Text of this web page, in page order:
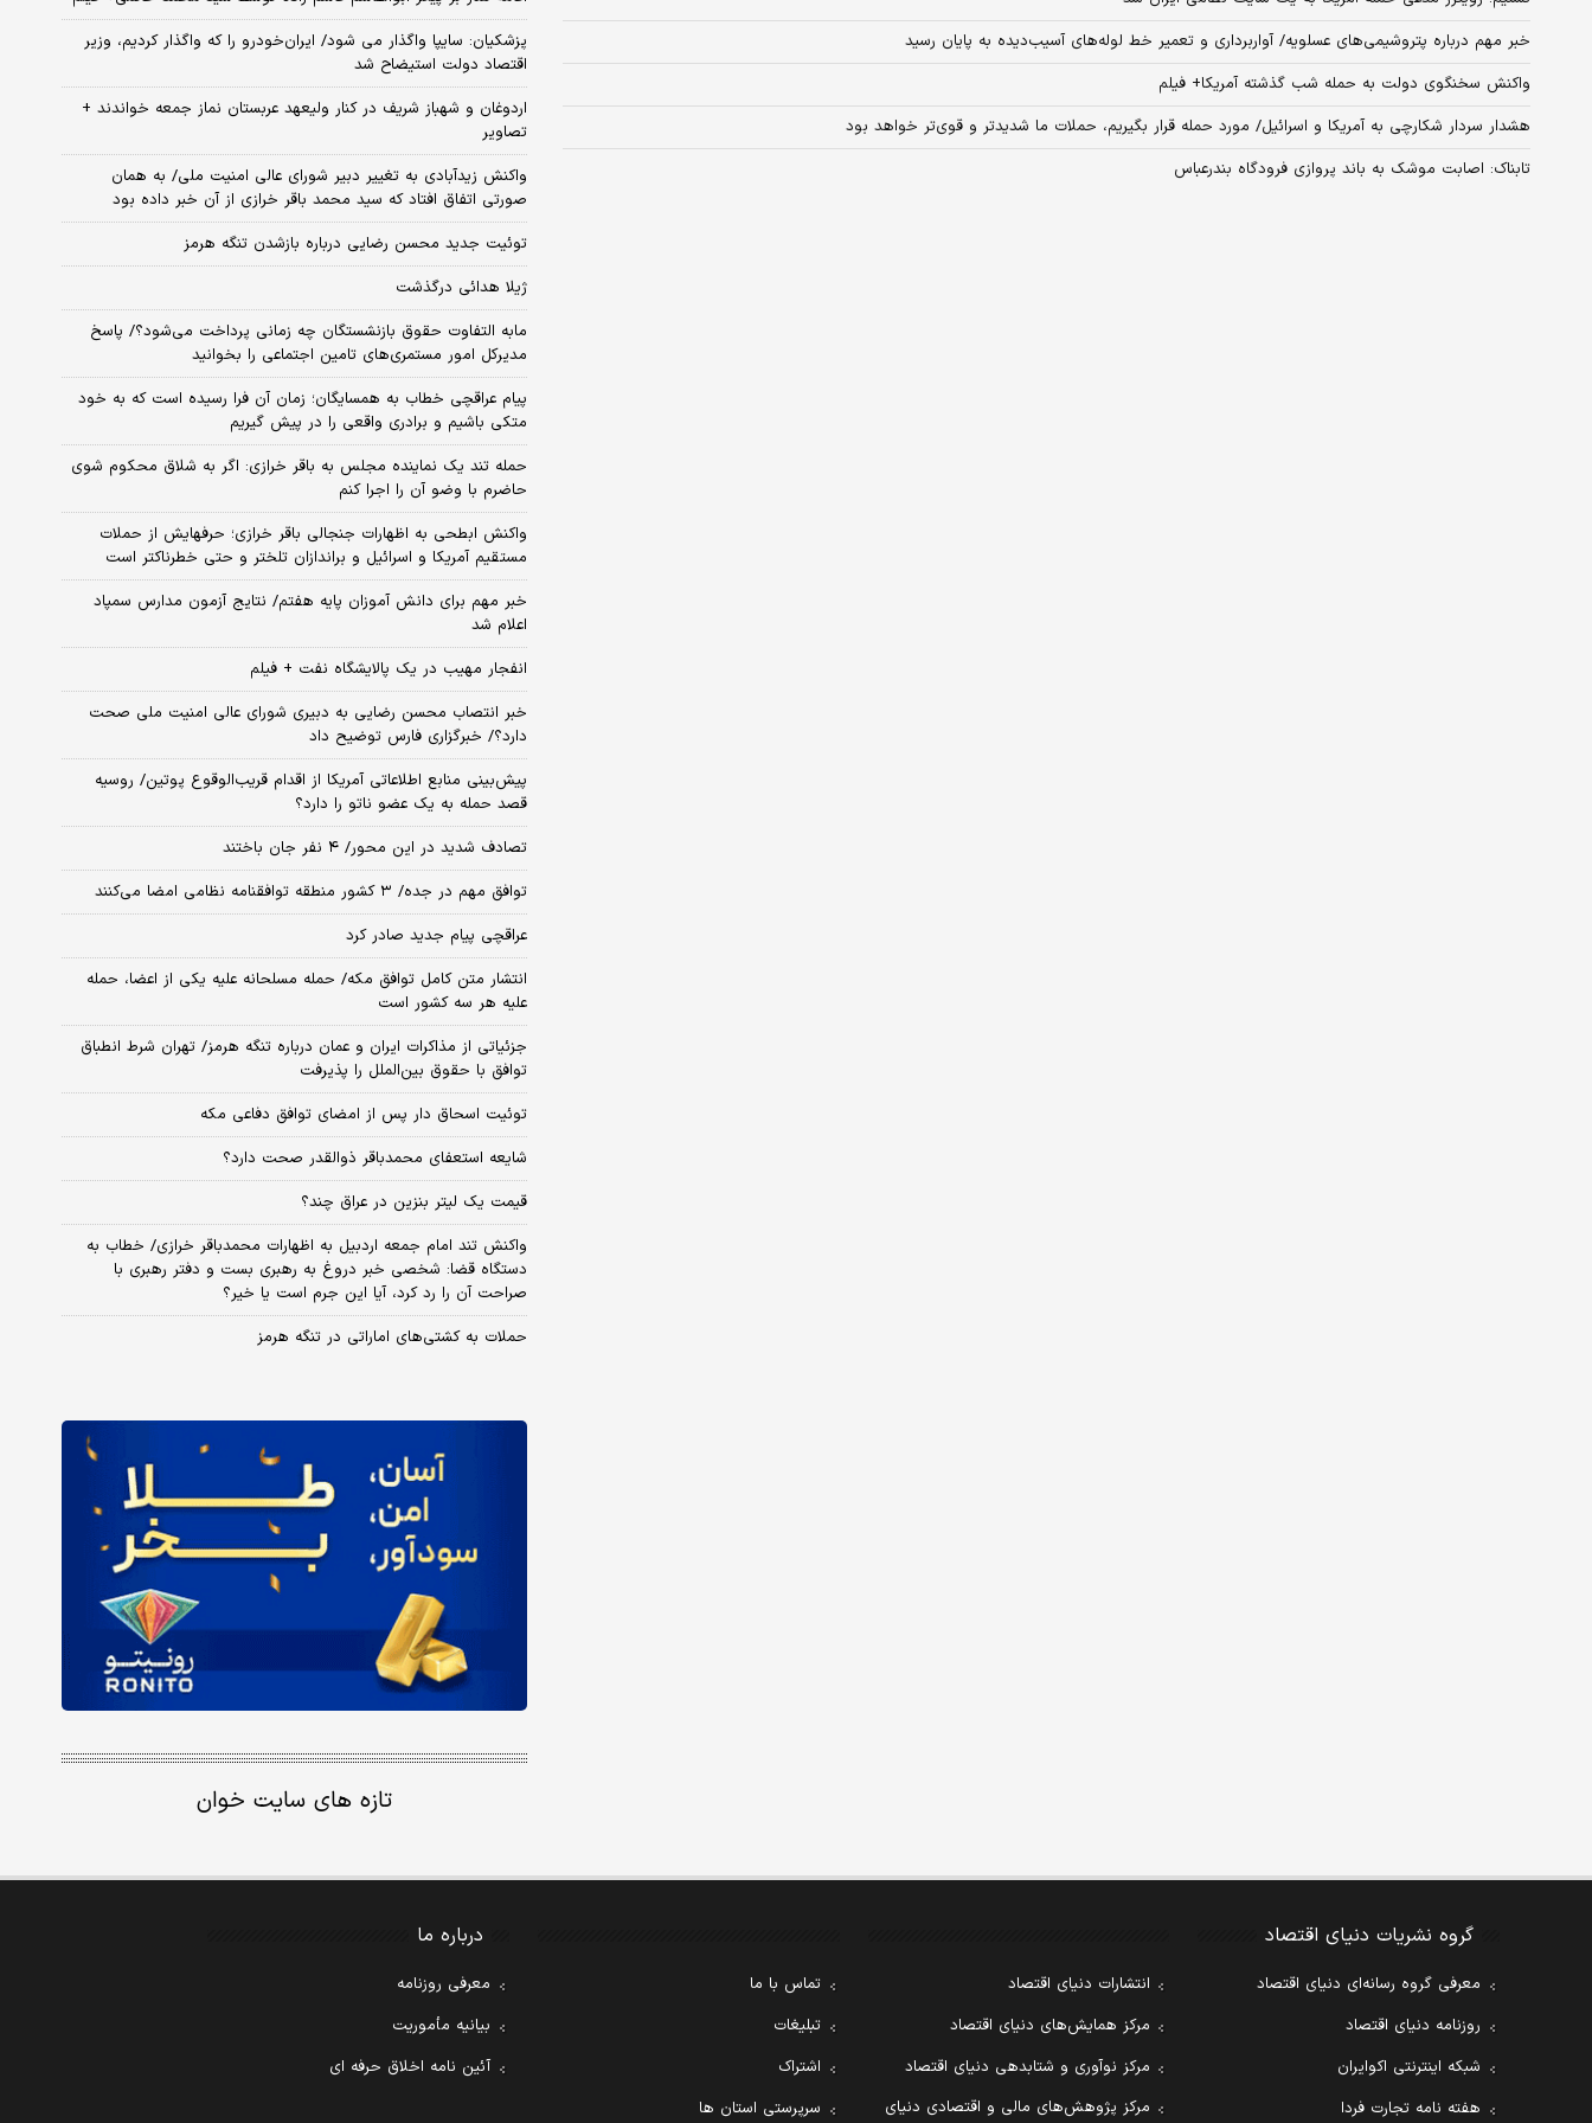
خبر مهم درباره پتروشیمی‌های عسلویه/ آواربرداری و تعمیر خط لوله‌های آسیب‌دیده به پایان رسید
واکنش سخنگوی دولت به حمله شب گذشته آمریکا+ فیلم
هشدار سردار شکارچی به آمریکا و اسرائیل/ مورد حمله قرار بگیریم، حملات ما شدیدتر و قوی‌تر خواهد بود
تابناک: اصابت موشک به باند پروازی فرودگاه بندرعباس
پزشکیان: سایپا واگذار می شود/ ایران‌خودرو را که واگذار کردیم، وزیر
اقتصاد دولت استیضاح شد
اردوغان و شهباز شریف در کنار ولیعهد عربستان نماز جمعه خواندند +
تصاویر
واکنش زیدآبادی به تغییر دبیر شورای عالی امنیت ملی/ به همان
صورتی اتفاق افتاد که سید محمد باقر خرازی از آن خبر داده بود
توئیت جدید محسن رضایی درباره بازشدن تنگه هرمز
ژیلا هدائی درگذشت
مابه التفاوت حقوق بازنشستگان چه زمانی پرداخت می‌شود؟/ پاسخ
مدیرکل امور مستمری‌های تامین اجتماعی را بخوانید
پیام عراقچی خطاب به همسایگان؛ زمان آن فرا رسیده است که به خود
متکی باشیم و برادری واقعی را در پیش گیریم
حمله تند یک نماینده مجلس به باقر خرازی: اگر به شلاق محکوم شوی
حاضرم با وضو آن را اجرا کنم
واکنش ابطحی به اظهارات جنجالی باقر خرازی؛ حرفهایش از حملات
مستقیم آمریکا و اسرائیل و براندازان تلختر و حتی خطرناکتر است
خبر مهم برای دانش آموزان پایه هفتم/ نتایج آزمون مدارس سمپاد
اعلام شد
انفجار مهیب در یک پالایشگاه نفت + فیلم
خبر انتصاب محسن رضایی به دبیری شورای عالی امنیت ملی صحت
دارد؟/ خبرگزاری فارس توضیح داد
پیش‌بینی منابع اطلاعاتی آمریکا از اقدام قریب‌الوقوع پوتین/ روسیه
قصد حمله به یک عضو ناتو را دارد؟
تصادف شدید در این محور/ ۴ نفر جان باختند
توافق مهم در جده/ ۳ کشور منطقه توافقنامه نظامی امضا می‌کنند
عراقچی پیام جدید صادر کرد
انتشار متن کامل توافق مکه/ حمله مسلحانه علیه یکی از اعضا، حمله
علیه هر سه کشور است
جزئیاتی از مذاکرات ایران و عمان درباره تنگه هرمز/ تهران شرط انطباق
توافق با حقوق بین‌الملل را پذیرفت
توئیت اسحاق دار پس از امضای توافق دفاعی مکه
شایعه استعفای محمدباقر ذوالقدر صحت دارد؟
قیمت یک لیتر بنزین در عراق چند؟
واکنش تند امام جمعه اردبیل به اظهارات محمدباقر خرازی/ خطاب به
دستگاه قضا: شخصی خبر دروغ به رهبری بست و دفتر رهبری با
صراحت آن را رد کرد، آیا این جرم است یا خیر؟
حملات به کشتی‌های اماراتی در تنگه هرمز
تازه های سایت خوان
گروه نشریات دنیای اقتصاد
معرفی گروه رسانه‌ای دنیای اقتصاد
روزنامه دنیای اقتصاد
شبکه اینترنتی اکوایران
هفته نامه تجارت فردا
انتشارات دنیای اقتصاد
مرکز همایش‌های دنیای اقتصاد
مرکز نوآوری و شتابدهی دنیای اقتصاد
مرکز پژوهش‌های مالی و اقتصادی دنیای
تماس با ما
تبلیغات
اشتراک
سرپرستی استان ها
درباره ما
معرفی روزنامه
بیانیه مأموریت
آئین نامه اخلاق حرفه ای